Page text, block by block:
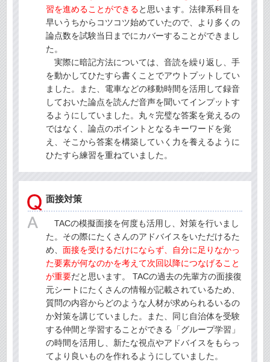
習を進めることができると思います。法律系科目を
早いうちからコツコツ始めていたので、より多くの
論点数を試験当日までにカバーすることができまし
た。
実際に暗記方法については、音読を繰り返し、手
を動かしてひたすら書くことでアウトプットしてい
ました。また、電車などの移動時間を活用して録音
しておいた論点を読んだ音声を聞いてインプットす
るようにしていました。丸々完璧な答案を覚えるの
ではなく、論点のポイントとなるキーワードを覚
え、そこから答案を構築していく力を養えるように
ひたすら練習を重ねていました。
面接対策
TACの模擬面接を何度も活用し、対策を行いまし
た。その際にたくさんのアドバイスをいただけるた
め、 面接を受けるだけにならず、自分に足りなかっ
た要素が何なのかを考えて次回以降につなげること
が重要だと思います。 TACの過去の先輩方の面接復
元シートにたくさんの情報が記載されているため、
質問の内容からどのような人材が求められるいるの
か対策を講じていました。また、同じ自治体を受験
する仲間と学習することができる「グループ学習」
の時間を活用し、新たな視点やアドバイスをもらっ
てより良いものを作れるようにしていました。